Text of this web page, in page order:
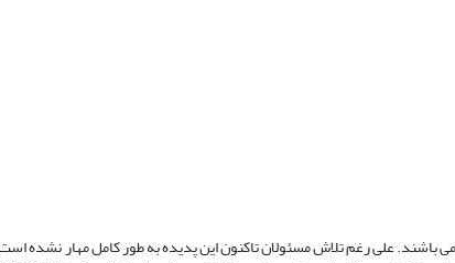
علی رغم تلاش مسئولان تاکنون این پدیده به طور کامل مهار نشده است